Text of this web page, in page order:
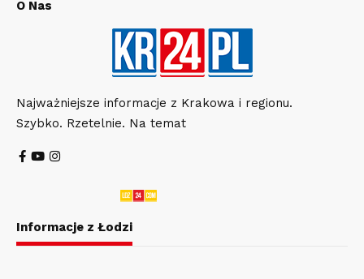
O Nas
Najważniejsze informacje z Krakowa i regionu.
Szybko. Rzetelnie. Na temat
Informacje z Łodzi